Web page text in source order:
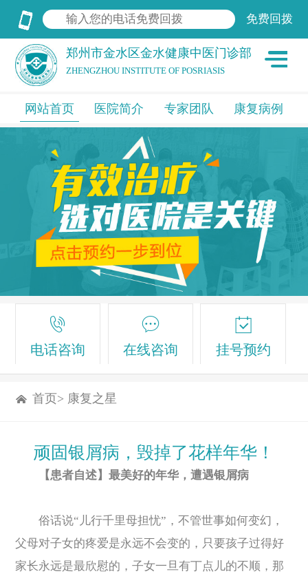
郑州市金水区金水健康中医门诊部
ZHENGZHOU INSTITUTE OF POSRIASIS
网站首页 医院简介 专家团队 康复病例
电话咨询 在线咨询 挂号预约
首页> 康复之星
顽固银屑病，毁掉了花样年华！
【患者自述】最美好的年华，遭遇银屑病
俗话说“儿行千里母担忧”，不管世事如何变幻，
父母对子女的疼爱是永远不会变的，只要孩子过得好
家长永远是最欣慰的，子女一旦有丁点儿的不顺，那